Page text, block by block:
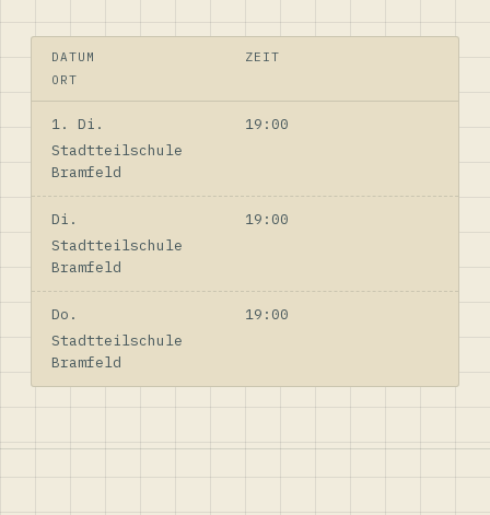
DATUM
ZEIT
ORT
1. Di.
19:00
Stadtteilschule
Bramfeld
Di.
19:00
Stadtteilschule
Bramfeld
Do.
19:00
Stadtteilschule
Bramfeld